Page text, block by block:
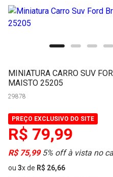
MINIATURA CARRO SUV
MAISTO 25205
29878
PREÇO EXCLUSIVO DO SITE
R$ 79,99
R$ 75,995% off à vista no
ou 3xde R$ 26,66